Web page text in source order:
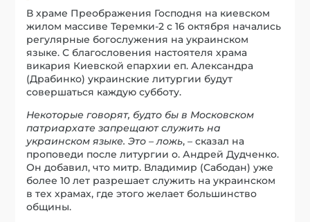
В храме Преображения Господня на киевском
жилом массиве Теремки-2 с 16 октября начались
регулярные богослужения на украинском
языке. С благословения настоятеля храма
викария Киевской епархии еп. Александра
(Драбинко) украинские литургии будут
совершаться каждую субботу.
Некоторые говорят, будто бы в Московском
патриархате запрещают служить на
украинском языке. Это – ложь, – сказал на
проповеди после литургии о. Андрей Дудченко.
Он добавил, что митр. Владимир (Сабодан) уже
более 10 лет разрешает служить на украинском
в тех храмах, где этого желает большинство
общины.